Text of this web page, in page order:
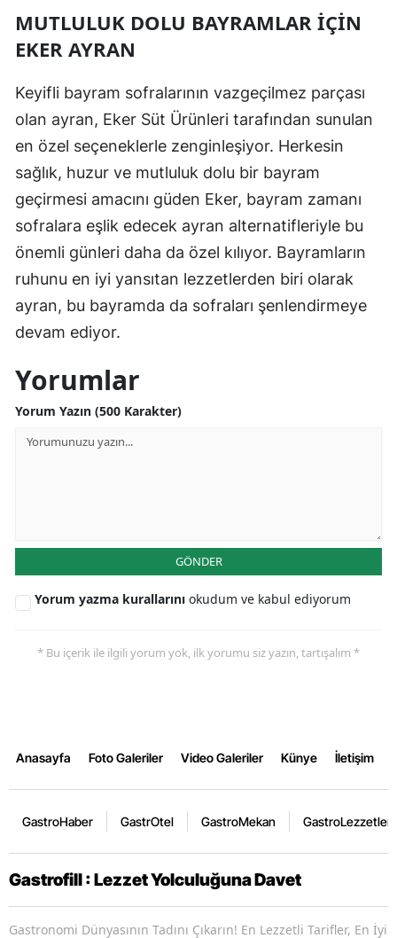
MUTLULUK DOLU BAYRAMLAR İÇIN
EKER AYRAN
Keyifli bayram sofralarının vazgeçilmez parçası
olan ayran, Eker Süt Ürünleri tarafından sunulan
en özel seçeneklerle zenginleşiyor. Herkesin
sağlık, huzur ve mutluluk dolu bir bayram
geçirmesi amacını güden Eker, bayram zamanı
sofralara eşlik edecek ayran alternatifleriyle bu
önemli günleri daha da özel kılıyor. Bayramların
ruhunu en iyi yansıtan lezzetlerden biri olarak
ayran, bu bayramda da sofraları şenlendirmeye
devam ediyor.
Yorumlar
Yorum Yazın (500 Karakter)
GÖNDER
Yorum yazma kurallarını okudum ve kabul ediyorum
* Bu içerik ile ilgili yorum yok, ilk yorumu siz yazın, tartışalım *
Anasayfa Foto Galeriler Video Galeriler Künye İletişim
GastroHaber GastrOtel GastroMekan GastroLezzetler
Gastrofill : Lezzet Yolculuğuna Davet
Gastronomi Dünyasının Tadını Çıkarın! En Lezzetli Tarifler, En İyi